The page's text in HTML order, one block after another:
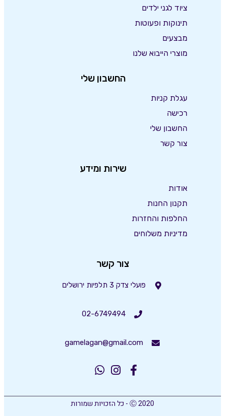
ציוד לגני ילדים
תינוקות ופעוטות
מבצעים
מוצרי הייבוא שלנו
החשבון שלי
עגלת קניות
רכישה
החשבון שלי
צור קשר
שירות ומידע
אודות
תקנון החנות
החלפות והחזרות
מדיניות משלוחים
צור קשר
פועלי צדק 3 תלפיות ירושלים
02-6749494
gamelagan@gmail.com
Ⓒ 2020 - כל הזכויות שמורות